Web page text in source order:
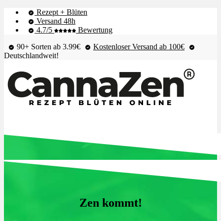
Rezept + Blüten
Versand 48h
4.7/5
Bewertung
90+ Sorten ab 3.99€
Kostenloser Versand ab 100€
Deutschlandweit!
Shop & Live-Bestand
Zen kommt!